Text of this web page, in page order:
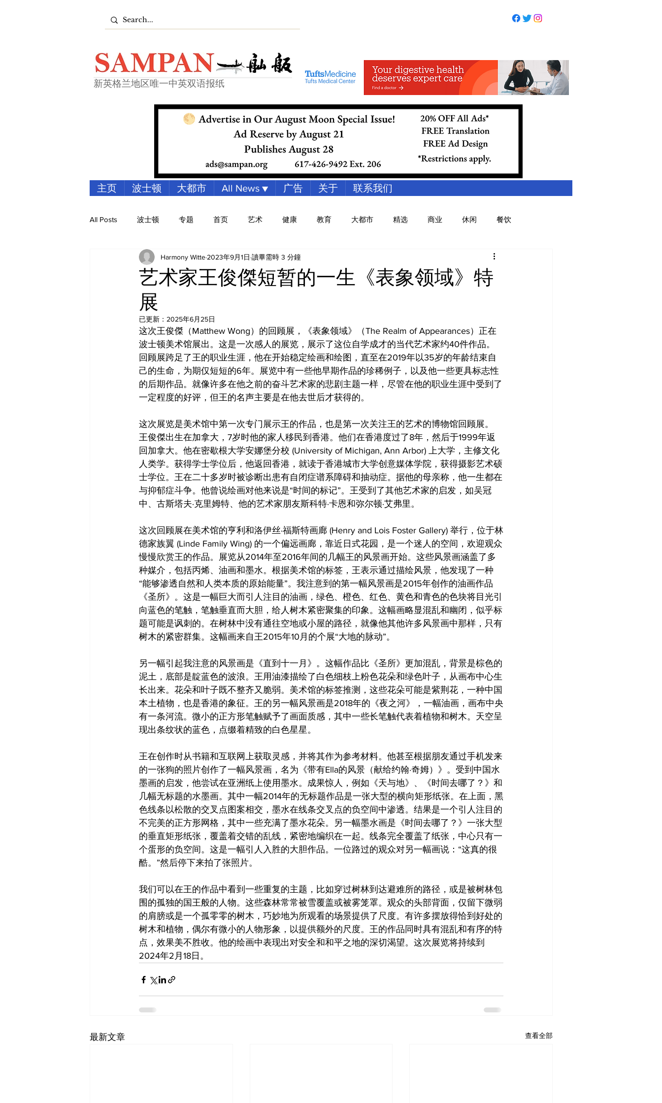
新英格兰地区唯一中英双语报纸
主页 波士顿 大都市 All News ▼ 广告 关于 联系我们
All Posts 波士顿 专题 首页 艺术 健康 教育 大都市 精选 商业 休闲 餐饮
艺术家王俊傑短暂的一生《表象领域》特
展
Harmony Witte 2023年9月1日 讀畢需時 3 分鐘
已更新： 2025年6月25日
这次王俊傑（Matthew Wong）的回顾展，《表象领域》（The Realm of Appearances）正在
波士顿美术馆展出。这是一次感人的展览，展示了这位自学成才的当代艺术家约40件作品。
回顾展跨足了王的职业生涯，他在开始稳定绘画和绘图，直至在2019年以35岁的年龄结束自
己的生命，为期仅短短的6年。展览中有一些他早期作品的珍稀例子，以及他一些更具标志性
的后期作品。就像许多在他之前的奋斗艺术家的悲剧主题一样，尽管在他的职业生涯中受到了
一定程度的好评，但王的名声主要是在他去世后才获得的。
这次展览是美术馆中第一次专门展示王的作品，也是第一次关注王的艺术的博物馆回顾展。
王俊傑出生在加拿大，7岁时他的家人移民到香港。他们在香港度过了8年，然后于1999年返
回加拿大。他在密歇根大学安娜堡分校 (University of Michigan, Ann Arbor) 上大学，主修文化
人类学。获得学士学位后，他返回香港，就读于香港城市大学创意媒体学院，获得摄影艺术硕
士学位。王在二十多岁时被诊断出患有自闭症谱系障碍和抽动症。据他的母亲称，他一生都在
与抑郁症斗争。他曾说绘画对他来说是“时间的标记”。王受到了其他艺术家的启发，如吴冠
中、古斯塔夫·克里姆特、他的艺术家朋友斯科特·卡恩和弥尔顿·艾弗里。
这次回顾展在美术馆的亨利和洛伊丝·福斯特画廊 (Henry and Lois Foster Gallery) 举行，位于林
德家族翼 (Linde Family Wing) 的一个偏远画廊，靠近日式花园，是一个迷人的空间，欢迎观众
慢慢欣赏王的作品。展览从2014年至2016年间的几幅王的风景画开始。这些风景画涵盖了多
种媒介，包括丙烯、油画和墨水。根据美术馆的标签，王表示通过描绘风景，他发现了一种
“能够渗透自然和人类本质的原始能量”。我注意到的第一幅风景画是2015年创作的油画作品
《圣所》。这是一幅巨大而引人注目的油画，绿色、橙色、红色、黄色和青色的色块将目光引
向蓝色的笔触，笔触垂直而大胆，给人树木紧密聚集的印象。这幅画略显混乱和幽闭，似乎标
题可能是讽刺的。在树林中没有通往空地或小屋的路径，就像他其他许多风景画中那样，只有
树木的紧密群集。这幅画来自王2015年10月的个展“大地的脉动”。
另一幅引起我注意的风景画是《直到十一月》。这幅作品比《圣所》更加混乱，背景是棕色的
泥土，底部是靛蓝色的波浪。王用油漆描绘了白色细枝上粉色花朵和绿色叶子，从画布中心生
长出来。花朵和叶子既不整齐又脆弱。美术馆的标签推测，这些花朵可能是紫荆花，一种中国
本土植物，也是香港的象征。王的另一幅风景画是2018年的《夜之河》，一幅油画，画布中央
有一条河流。微小的正方形笔触赋予了画面质感，其中一些长笔触代表着植物和树木。天空呈
现出条纹状的蓝色，点缀着精致的白色星星。
王在创作时从书籍和互联网上获取灵感，并将其作为参考材料。他甚至根据朋友通过手机发来
的一张狗的照片创作了一幅风景画，名为《带有Ella的风景（献给约翰·奇姆）》。受到中国水
墨画的启发，他尝试在亚洲纸上使用墨水。成果惊人，例如《天与地》、《时间去哪了？》和
几幅无标题的水墨画。其中一幅2014年的无标题作品是一张大型的横向矩形纸张。在上面，黑
色线条以松散的交叉点图案相交，墨水在线条交叉点的负空间中渗透。结果是一个引人注目的
不完美的正方形网格，其中一些充满了墨水花朵。另一幅墨水画是《时间去哪了？》一张大型
的垂直矩形纸张，覆盖着交错的乱线，紧密地编织在一起。线条完全覆盖了纸张，中心只有一
个蛋形的负空间。这是一幅引人入胜的大胆作品。一位路过的观众对另一幅画说：“这真的很
酷。”然后停下来拍了张照片。
我们可以在王的作品中看到一些重复的主题，比如穿过树林到达避难所的路径，或是被树林包
围的孤独的国王般的人物。这些森林常常被雪覆盖或被雾笼罩。观众的头部背面，仅留下微弱
的肩膀或是一个孤零零的树木，巧妙地为所观看的场景提供了尺度。有许多摆放得恰到好处的
树木和植物，偶尔有微小的人物形象，以提供额外的尺度。王的作品同时具有混乱和有序的特
点，效果美不胜收。他的绘画中表现出对安全和和平之地的深切渴望。这次展览将持续到
2024年2月18日。
最新文章 查看全部